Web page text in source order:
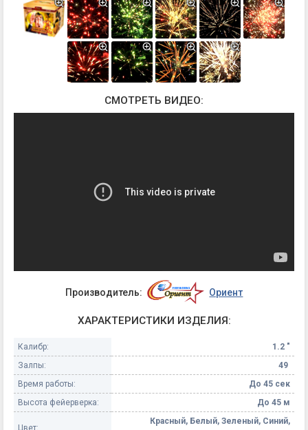
СМОТРЕТЬ ВИДЕО:
Производитель: Ориент
ХАРАКТЕРИСТИКИ ИЗДЕЛИЯ:
Калибр:
1.2 "
Залпы:
49
Время работы:
До 45 сек
Высота фейерверка:
До 45 м
Цвет:
Красный, Белый, Зеленый, Синий,